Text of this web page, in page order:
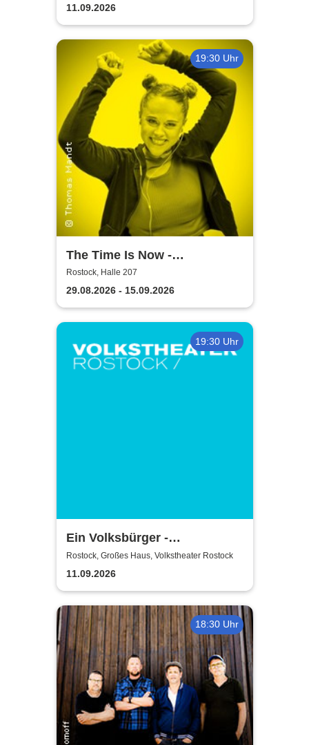
Tarakona | Musikwohnzimmer
Rostock
11.09.2026
19:30 Uhr
The Time Is Now -
Volkstheater Rostock
Rostock, Halle 207
29.08.2026 - 15.09.2026
19:30 Uhr
Ein Volksbürger -
Volkstheater Rostock
Rostock, Großes Haus, Volkstheater Rostock
11.09.2026
18:30 Uhr